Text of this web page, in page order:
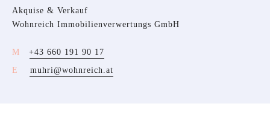
Akquise & Verkauf
Wohnreich Immobilienverwertungs GmbH
+43 660 191 90 17
muhri@wohnreich.at